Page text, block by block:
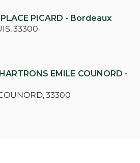
PICARD - Bordeaux
33300
EMILE COUNORD -
33300